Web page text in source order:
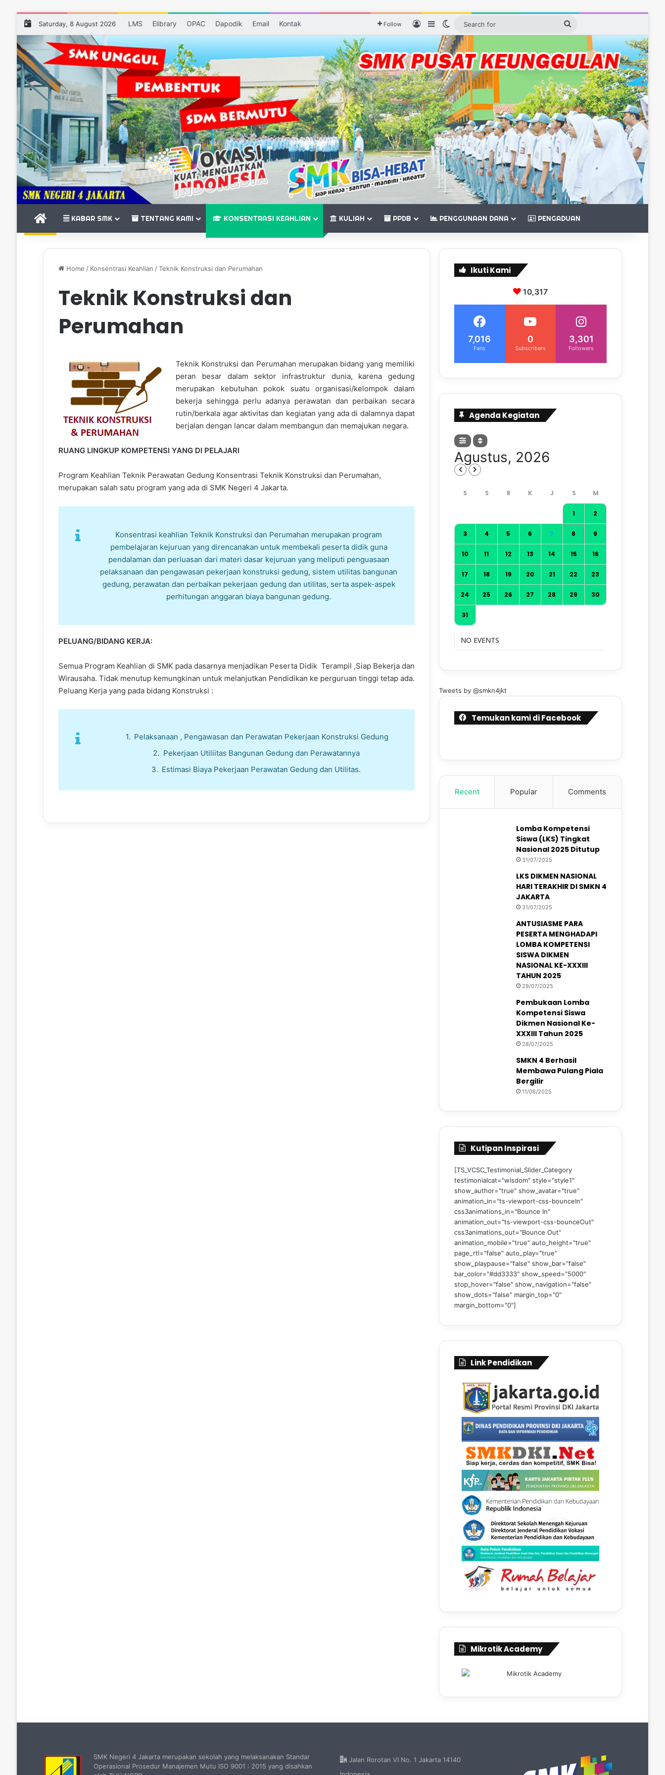
Saturday, 8 August 2026 LMS Elibrary OPAC Dapodik Email Kontak Follow Log InSidebarSwitch skin
Search
BERANDAKABAR SMK TENTANG KAMI KONSENTRASI KEAHLIAN KULIAH PPDB PENGGUNAAN DANA PENGADUAN
Home / Konsentrasi Keahlian /Teknik Konstruksi dan Perumahan
Teknik Konstruksi dan
Perumahan
Teknik Konstruksi dan Perumahan merupakan bidang yang memiliki
peran besar dalam sektor infrastruktur dunia, karena gedung
merupakan kebutuhan pokok suatu organisasi/kelompok dalam
bekerja sehingga perlu adanya perawatan dan perbaikan secara
rutin/berkala agar aktivitas dan kegiatan yang ada di dalamnya dapat
berjalan dengan lancar dalam membangun dan memajukan negara.
RUANG LINGKUP KOMPETENSI YANG DI PELAJARI
Program Keahlian Teknik Perawatan Gedung Konsentrasi Teknik Konstruksi dan Perumahan,
merupakan salah satu program yang ada di SMK Negeri 4 Jakarta.
Konsentrasi keahlian Teknik Konstruksi dan Perumahan merupakan program
pembelajaran kejuruan yang direncanakan untuk membekali peserta didik guna
pendalaman dan perluasan dari materi dasar kejuruan yang meliputi penguasaan
pelaksanaan dan pengawasan pekerjaan konstruksi gedung, sistem utilitas bangunan
gedung, perawatan dan perbaikan pekerjaan gedung dan utilitas, serta aspek-aspek
perhitungan anggaran biaya bangunan gedung.
PELUANG/BIDANG KERJA:
Semua Program Keahlian di SMK pada dasarnya menjadikan Peserta Didik Terampil ,Siap Bekerja dan
Wirausaha. Tidak menutup kemungkinan untuk melanjutkan Pendidikan ke perguruan tinggi tetap ada.
Peluang Kerja yang pada bidang Konstruksi :
Pelaksanaan , Pengawasan dan Perawatan Pekerjaan Konstruksi Gedung
Pekerjaan Utiliitas Bangunan Gedung dan Perawatannya
Estimasi Biaya Pekerjaan Perawatan Gedung dan Utilitas.
Ikuti Kami
10,317
7,016
Fans
0
Subscribers
3,301
Followers
Agenda Kegiatan
Agustus, 2026
1 2
3 4 5 6 7 8 9
10 11 12 13 14 15 16
17 18 19 20 21 22 23
24 25 26 27 28 29 30
31
NO EVENTS
Tweets by @smkn4jkt
Temukan kami di Facebook
Recent Popular Comments
Lomba Kompetensi
Siswa (LKS) Tingkat
Nasional 2025 Ditutup
31/07/2025
LKS DIKMEN NASIONAL
HARI TERAKHIR DI SMKN 4
JAKARTA
31/07/2025
ANTUSIASME PARA
PESERTA MENGHADAPI
LOMBA KOMPETENSI
SISWA DIKMEN
NASIONAL KE-XXXIII
TAHUN 2025
29/07/2025
Pembukaan Lomba
Kompetensi Siswa
Dikmen Nasional Ke-
XXXIII Tahun 2025
28/07/2025
SMKN 4 Berhasil
Membawa Pulang Piala
Bergilir
11/06/2025
Kutipan Inspirasi
[TS_VCSC_Testimonial_Slider_Category
testimonialcat="wisdom" style="style1"
show_author="true" show_avatar="true"
animation_in="ts-viewport-css-bounceIn"
css3animations_in="Bounce In"
animation_out="ts-viewport-css-bounceOut"
css3animations_out="Bounce Out"
animation_mobile="true" auto_height="true"
page_rtl="false" auto_play="true"
show_playpause="false" show_bar="false"
bar_color="#dd3333" show_speed="5000"
stop_hover="false" show_navigation="false"
show_dots="false" margin_top="0"
margin_bottom="0"]
Link Pendidikan
Mikrotik Academy
SMK Negeri 4 Jakarta merupakan sekolah yang melaksanakan Standar
Operasional Prosedur Manajemen Mutu ISO 9001 : 2015 yang disahkan
Jalan Rorotan VI No. 1 Jakarta 14140